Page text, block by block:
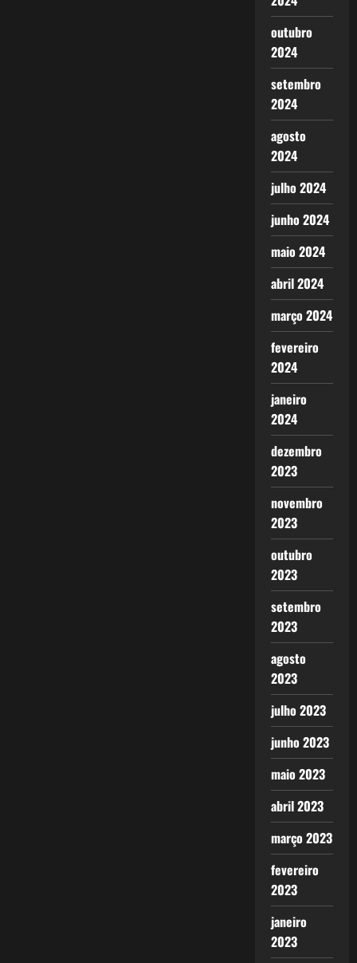
outubro
2024
setembro
2024
agosto
2024
julho 2024
junho 2024
maio 2024
abril 2024
março 2024
fevereiro
2024
janeiro
2024
dezembro
2023
novembro
2023
outubro
2023
setembro
2023
agosto
2023
julho 2023
junho 2023
maio 2023
abril 2023
março 2023
fevereiro
2023
janeiro
2023